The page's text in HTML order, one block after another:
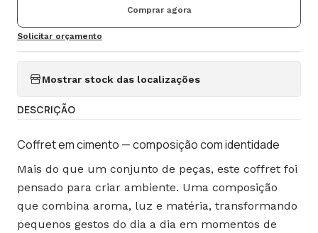
Comprar agora
Solicitar orçamento
Mostrar stock das localizações
DESCRIÇÃO
Coffret em cimento — composição com identidade
Mais do que um conjunto de peças, este coffret foi
pensado para criar ambiente. Uma composição
que combina aroma, luz e matéria, transformando
pequenos gestos do dia a dia em momentos de